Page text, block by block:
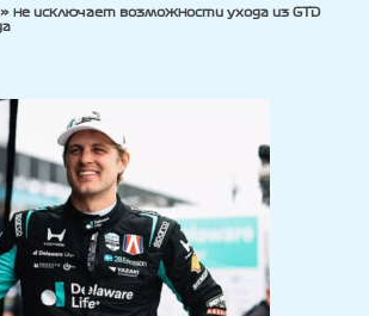
не исключает возможности ухода из GTD